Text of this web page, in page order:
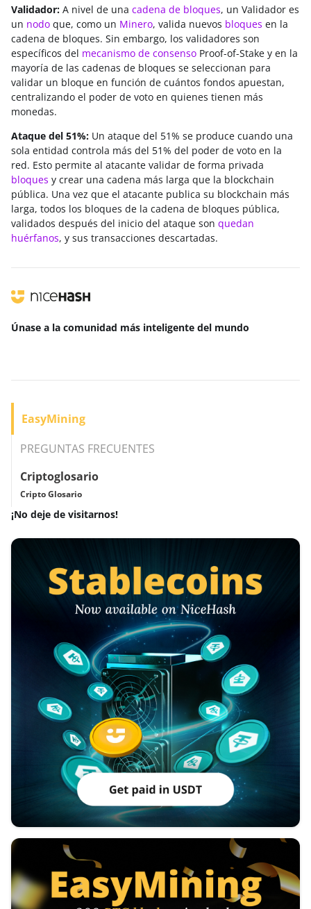
Validador: A nivel de una cadena de bloques, un Validador es
un nodo que, como un Minero, valida nuevos bloques en la
cadena de bloques. Sin embargo, los validadores son
específicos del mecanismo de consenso Proof-of-Stake y en la
mayoría de las cadenas de bloques se seleccionan para
validar un bloque en función de cuántos fondos apuestan,
centralizando el poder de voto en quienes tienen más
monedas.
Ataque del 51%: Un ataque del 51% se produce cuando una
sola entidad controla más del 51% del poder de voto en la
red. Esto permite al atacante validar de forma privada
bloques y crear una cadena más larga que la blockchain
pública. Una vez que el atacante publica su blockchain más
larga, todos los bloques de la cadena de bloques pública,
validados después del inicio del ataque son quedan
huérfanos, y sus transacciones descartadas.
Únase a la comunidad más inteligente del mundo
EasyMining
PREGUNTAS FRECUENTES
Criptoglosario
Cripto Glosario
¡No deje de visitarnos!